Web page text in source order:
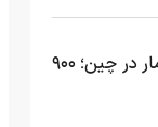
(ویدئو) اعلام وضعیت اضطراری حمله مار‌ در چین؛ ۹۰۰